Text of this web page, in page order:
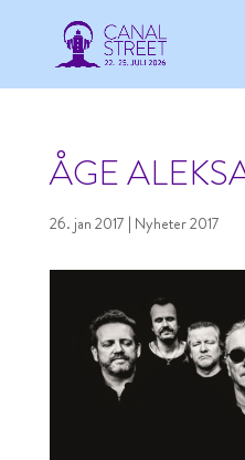
ÅGE
26. jan 2017 | Nyheter 2017